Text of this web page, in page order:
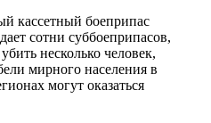
кассетный боеприпас
сотни суббоеприпасов,
несколько человек,
мирного населения в
могут оказаться